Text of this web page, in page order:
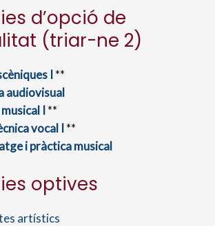
d’opció de
(triar-ne 2)
I **
audiovisual
I **
vocal I **
i pràctica musical
optives
artístics